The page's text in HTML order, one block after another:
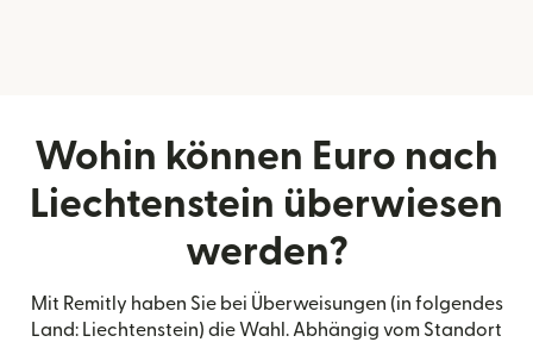
Wohin können Euro nach
Liechtenstein überwiesen
werden?
Mit Remitly haben Sie bei Überweisungen (in folgendes
Land: Liechtenstein) die Wahl. Abhängig vom Standort